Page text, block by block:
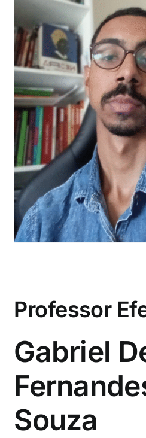
Eventos e Certificados
Comunicação
Buscar
resultados
para:
Professor
Gabriel
Souza